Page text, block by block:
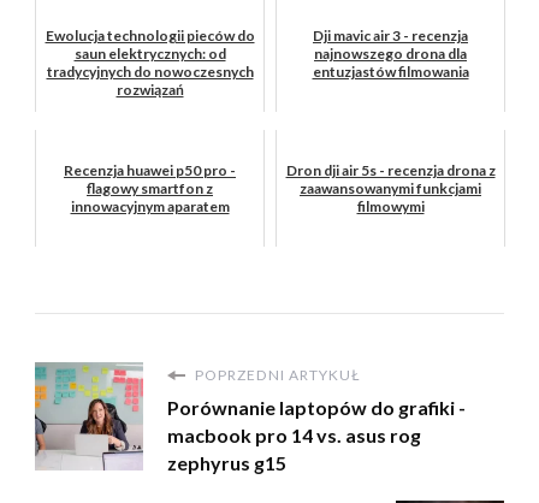
Ewolucja technologii pieców do
saun elektrycznych: od
tradycyjnych do nowoczesnych
rozwiązań
Dji mavic air 3 - recenzja
najnowszego drona dla
entuzjastów filmowania
Recenzja huawei p50 pro -
flagowy smartfon z
innowacyjnym aparatem
Dron dji air 5s - recenzja drona z
zaawansowanymi funkcjami
filmowymi
POPRZEDNI ARTYKUŁ
Porównanie laptopów do grafiki -
macbook pro 14 vs. asus rog
zephyrus g15